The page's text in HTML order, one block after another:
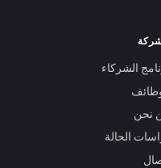
الشركاء
نحن
الحالة